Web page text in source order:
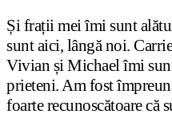
Și frații mei îmi sunt
sunt aici, lângă noi.
Vivian și Michael îmi
prieteni. Am fost
foarte recunoscătoare că